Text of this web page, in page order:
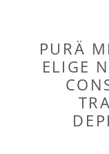
PURÄ
ELIGE